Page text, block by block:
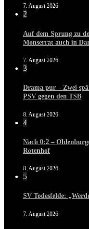
7. August 2026
2
Auf dem Sprung zu
Monserrat auch in
7. August 2026
3
Drama pur – Zwei
PSV gegen den TSB
8. August 2026
4
Nach 0:2 –
Rotenhof
8. August 2026
5
SV Todesfelde:
7. August 2026